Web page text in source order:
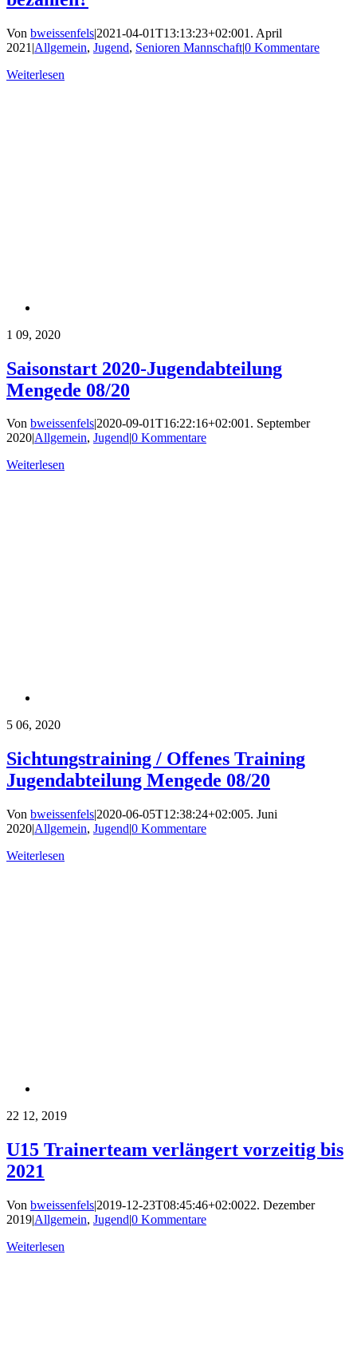
Von bweissenfels|2021-04-01T13:13:23+02:001. April
2021 |Allgemein, Jugend, Senioren Mannschaft|0 Kommentare
Weiterlesen
1 09, 2020
Saisonstart 2020-Jugendabteilung
Mengede 08/20
Von bweissenfels|2020-09-01T16:22:16+02:001. September
2020|Allgemein, Jugend|0 Kommentare
Weiterlesen
5 06, 2020
Sichtungstraining / Offenes Training
Jugendabteilung Mengede 08/20
Von bweissenfels|2020-06-05T12:38:24+02:005. Juni
2020|Allgemein, Jugend|0 Kommentare
Weiterlesen
22 12, 2019
U15 Trainerteam verlängert vorzeitig bis
2021
Von bweissenfels|2019-12-23T08:45:46+02:0022. Dezember
2019|Allgemein, Jugend|0 Kommentare
Weiterlesen